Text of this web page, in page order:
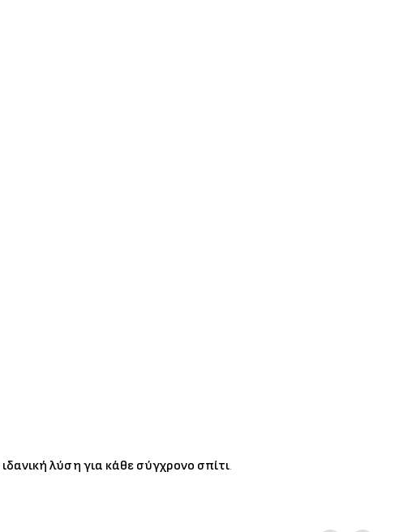
ιδανική λύση για κάθε σύγχρονο σπίτι.